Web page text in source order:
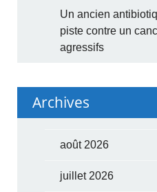
Un ancien
piste contre un
agressifs
Archives
août 2026
juillet 2026